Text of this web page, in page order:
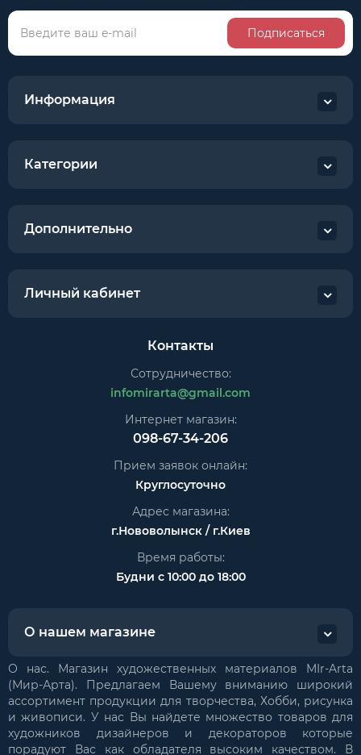
Подписаться
Информация
Категории
Дополнительно
Личный кабинет
Контакты
Сотрудничество:
infomirarta@gmail.com
Интернет магазин:
098-67-34-206
Прием заявок онлайн:
Круглосуточно
Адрес магазина:
г.Нововолынск / г.Киев
Время работы:
Будни с 10:00 до 18:00
О нашем магазине
О нас. Магазин художественных материалов MIr-Arta
(Мир-Арта). Предлагаем Вашему вниманию широкий
ассортимент продукции для творчества, Хобби, рисунка
и живописи. У нас Вы найдете множество товаров для
художников дизайнеров и декораторов которые
порадуют Вас как обладателя высоким качеством. В